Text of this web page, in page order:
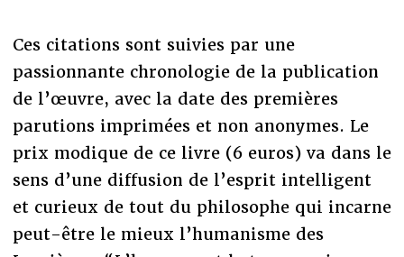
Ces citations sont suivies par une
passionnante chronologie de la publication
de l’œuvre, avec la date des premières
parutions imprimées et non anonymes. Le
prix modique de ce livre (6 euros) va dans le
sens d’une diffusion de l’esprit intelligent
et curieux de tout du philosophe qui incarne
peut-être le mieux l’humanisme des